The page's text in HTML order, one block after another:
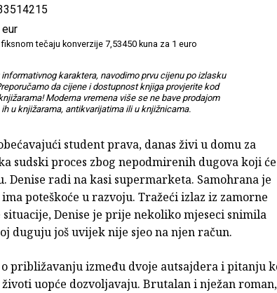
eur
tečaju konverzije 7,53450 kuna za 1 euro
karaktera, navodimo prvu cijenu po izlasku
da cijene i dostupnost knjiga provjerite kod
Moderna vremena više se ne bave prodajom
u knjižarama, antikvarijatima ili u knjižnicama.
student prava, danas živi u domu za
sudski proces zbog nepodmirenih dugova koji će
Denise radi na kasi supermarketa. Samohrana je
poteškoće u razvoju. Tražeći izlaz iz zamorne
Denise je prije nekoliko mjeseci snimila
duguju još uvijek nije sjeo na njen račun.
približavanju između dvoje autsajdera i pitanju
uopće dozvoljavaju. Brutalan i nježan